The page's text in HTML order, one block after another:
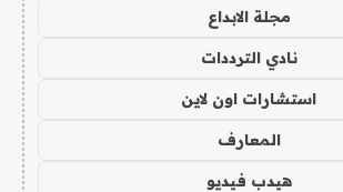
مجلة الابداع
نادي الترددات
استشارات اون لاين
المعارف
هيدب فيديو